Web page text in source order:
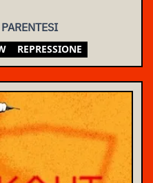
REPRESSIONE